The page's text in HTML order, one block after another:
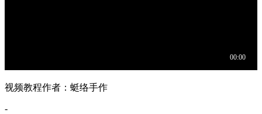
视频教程作者：蜓络手作
-